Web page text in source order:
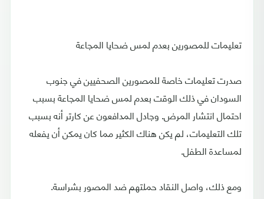
تعليمات للمصورين بعدم لمس ضحايا المجاعة
صدرت تعليمات خاصة للمصورين الصحفيين في جنوب
السودان في ذلك الوقت بعدم لمس ضحايا المجاعة بسبب
احتمال انتشار المرض. وجادل المدافعون عن كارتر أنه بسبب
تلك التعليمات، لم يكن هناك الكثير مما كان يمكن أن يفعله
لمساعدة الطفل.
ومع ذلك، واصل النقاد حملتهم ضد المصور بشراسة.